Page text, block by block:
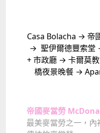
Casa Bolacha → 帝
→ 聖伊爾德豐索堂
+ 市政廳 → 卡爾莫
橋夜景晚餐 →
帝國麥當勞
最美麥當勞之一，